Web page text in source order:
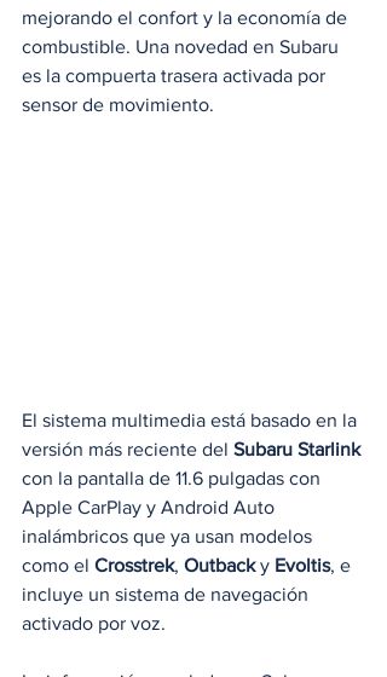
mejorando el confort y la economía de
combustible. Una novedad en Subaru
es la compuerta trasera activada por
sensor de movimiento.
El sistema multimedia está basado en la
versión más reciente del Subaru Starlink
con la pantalla de 11.6 pulgadas con
Apple CarPlay y Android Auto
inalámbricos que ya usan modelos
como el Crosstrek, Outback y Evoltis, e
incluye un sistema de navegación
activado por voz.